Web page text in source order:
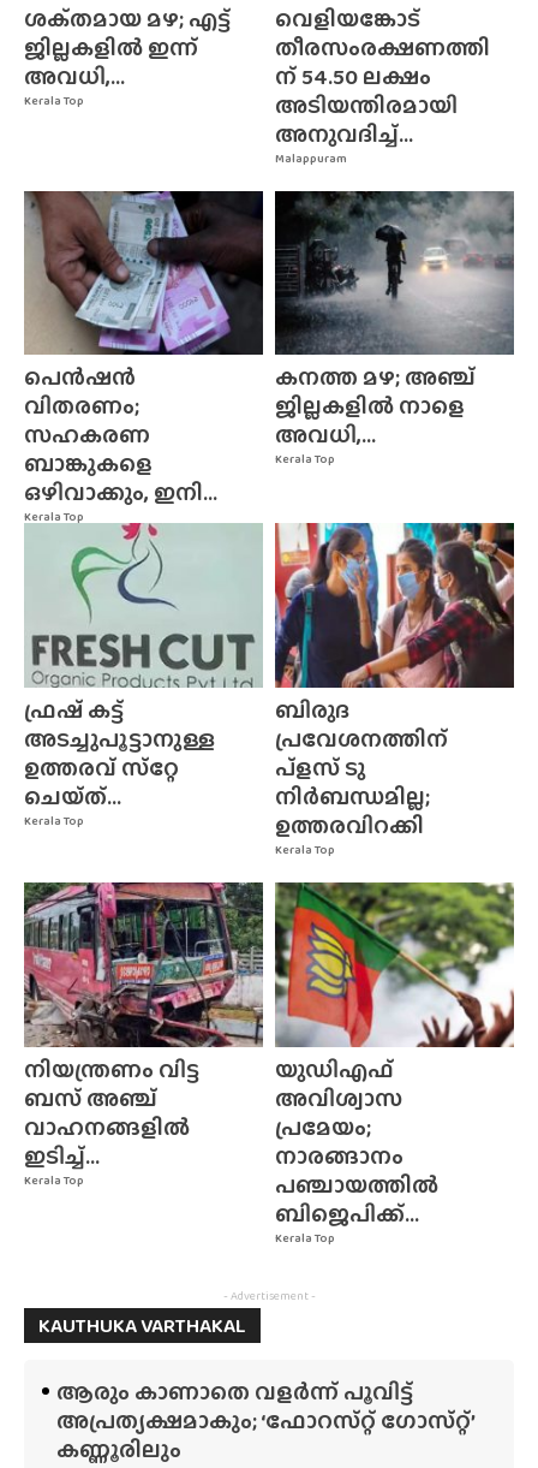
Kerala Top
ശക്‌തമായ മഴ; എട്ട്
ജില്ലകളിൽ ഇന്ന്
അവധി,...
Malappuram
വെളിയങ്കോട്
തീരസംരക്ഷണത്തി
ന് 54.50 ലക്ഷം
അടിയന്തിരമായി
അനുവദിച്ച്...
Kerala Top
പെൻഷൻ
വിതരണം;
സഹകരണ
ബാങ്കുകളെ
ഒഴിവാക്കും, ഇനി...
Kerala Top
കനത്ത മഴ; അഞ്ച്
ജില്ലകളിൽ നാളെ
അവധി,...
Kerala Top
ഫ്രഷ് കട്ട്
അടച്ചുപൂട്ടാനുള്ള
ഉത്തരവ് സ്‌റ്റേ
ചെയ്‌ത്‌...
Kerala Top
ബിരുദ
പ്രവേശനത്തിന്
പ്ളസ് ടു
നിർബന്ധമില്ല;
ഉത്തരവിറക്കി
Kerala Top
നിയന്ത്രണം വിട്ട
ബസ് അഞ്ച്
വാഹനങ്ങളിൽ
ഇടിച്ച്...
Kerala Top
യുഡിഎഫ്
അവിശ്വാസ
പ്രമേയം;
നാരങ്ങാനം
പഞ്ചായത്തിൽ
ബിജെപിക്ക്...
- Advertisement -
KAUTHUKA VARTHAKAL
ആരും കാണാതെ വളർന്ന് പൂവിട്ട്
അപ്രത്യക്ഷമാകും; ‘ഫോറസ്‌റ്റ്‌ ഗോസ്‌റ്റ്’
കണ്ണൂരിലും